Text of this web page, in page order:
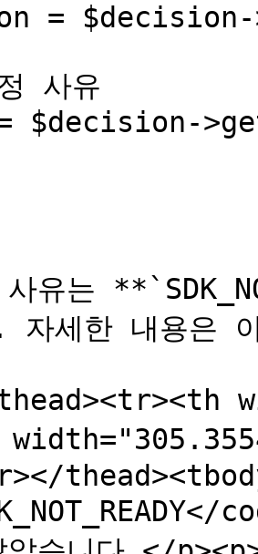
=
사유
$decision-
유는
자세한 내용은